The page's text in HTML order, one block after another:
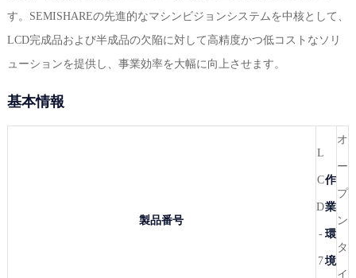
す。SEMISHAREの先進的なマシンビジョンシステムを中核として、
LCD完成品および半成品の欠陥に対して高精度かつ低コストなソリ
ューションを提供し、事業効率を大幅に向上させます。
基本情報
製品番号
L
C
D
-
7
作
業
環
境
オ
ー
プ
ン
タ
イ